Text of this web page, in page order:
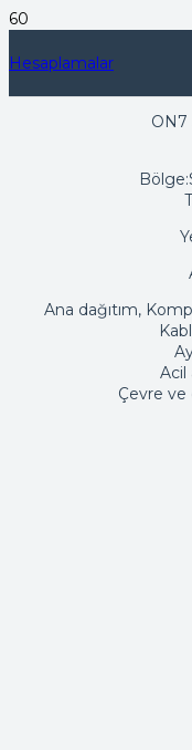
Hesaplamalar
ON7
Ana dağıtım,
Acil
Çevre ve